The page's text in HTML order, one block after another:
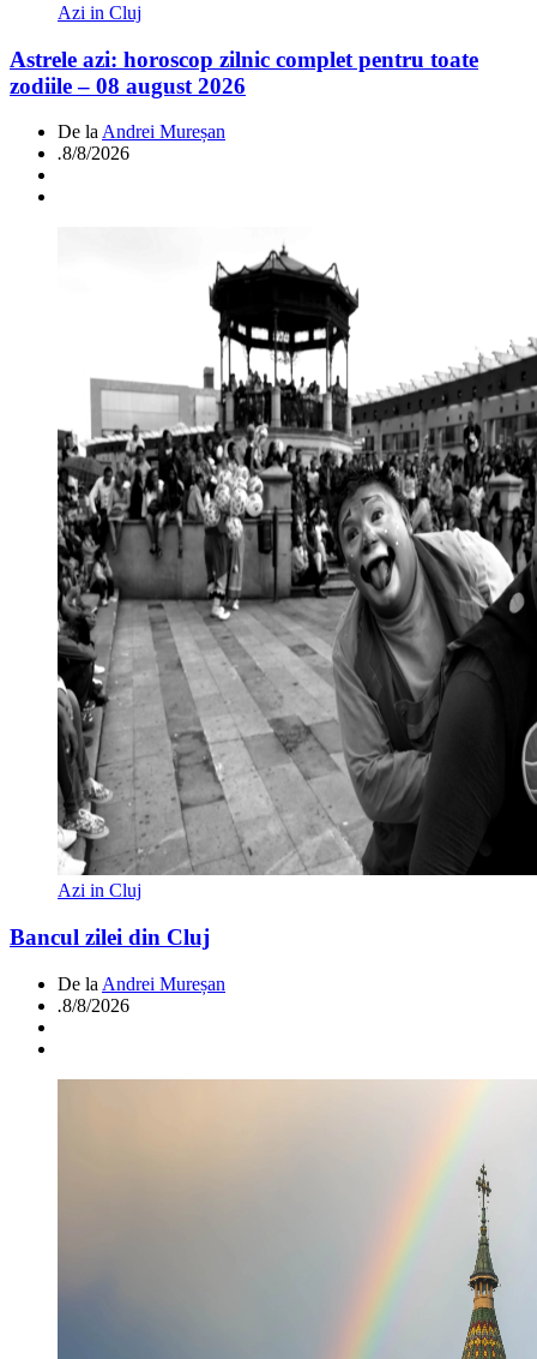
Azi in Cluj
Astrele azi: horoscop zilnic complet pentru toate
zodiile – 08 august 2026
De la Andrei Mureșan
.8/8/2026
Azi in Cluj
Bancul zilei din Cluj
De la Andrei Mureșan
.8/8/2026